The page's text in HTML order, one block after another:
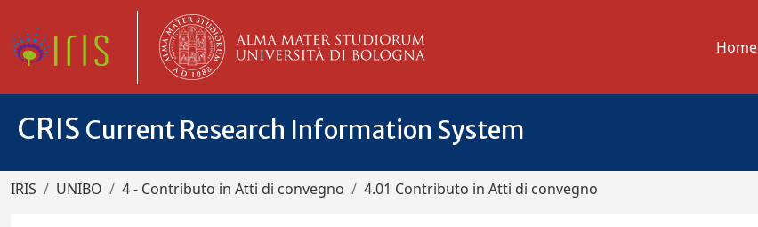
Home
CRIS Current Research Information System
IRIS UNIBO 4 - Contributo in Atti di convegno 4.01 Contributo in Atti di convegno